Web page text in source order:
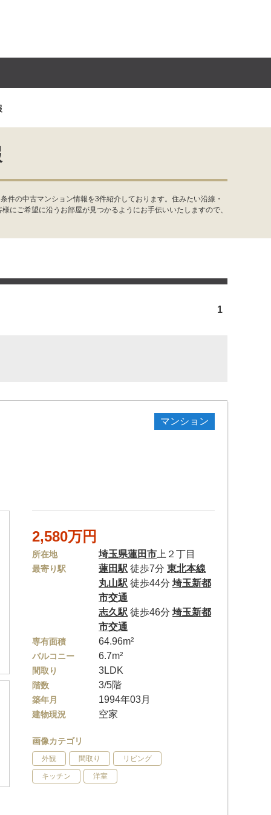
の中古マンション情報を3件紹介しております。住みたい沿線・
にご希望に沿うお部屋が見つかるようにお手伝いいたしますので、
1
マンション
2,580万円
所在地 埼玉県蓮田市 上２丁目
最寄り駅 蓮田駅 徒歩7分東北本線
丸山駅 徒歩44分埼玉新都
市交通
志久駅 徒歩46分埼玉新都
市交通
専有面積 64.96m²
バルコニー 6.7m²
間取り 3LDK
階数 3/5階
築年月 1994年03月
建物現況 空家
画像カテゴリ
外観 間取り リビング
キッチン 洋室